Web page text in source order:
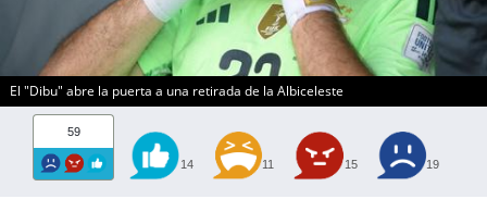
El "Dibu" abre la puerta a una retirada de la Albiceleste
59
14 11 15 19